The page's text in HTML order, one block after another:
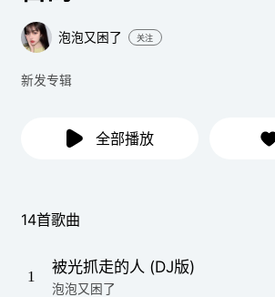
泡泡又困了 关注
新发专辑
全部播放
14首歌曲
1
被光抓走的人 (DJ版)
泡泡又困了